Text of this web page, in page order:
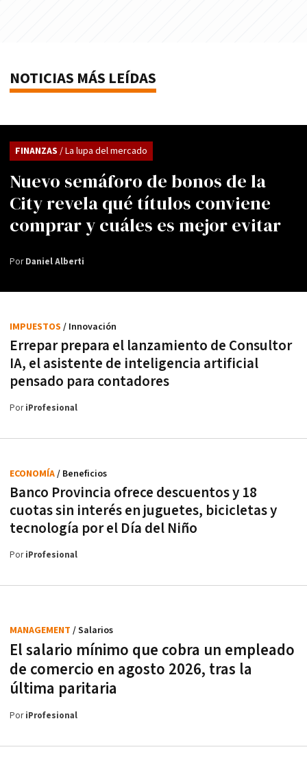
NOTICIAS MÁS LEÍDAS
Nuevo semáforo de bonos de la
City revela qué títulos conviene
comprar y cuáles es mejor evitar
FINANZAS / La lupa del mercado
PorDaniel Alberti
Errepar prepara el lanzamiento de Consultor
IA, el asistente de inteligencia artificial
pensado para contadores
IMPUESTOS / Innovación
PoriProfesional
Banco Provincia ofrece descuentos y 18
cuotas sin interés en juguetes, bicicletas y
tecnología por el Día del Niño
ECONOMÍA/ Beneficios
PoriProfesional
El salario mínimo que cobra un empleado
de comercio en agosto 2026, tras la
última paritaria
MANAGEMENT / Salarios
PoriProfesional